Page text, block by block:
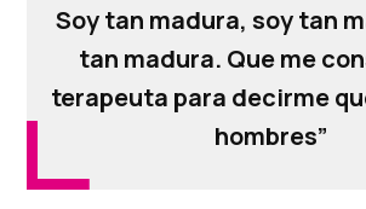
Soy tan madura, soy tan
tan madura. Que me
terapeuta para decirme
hombres”